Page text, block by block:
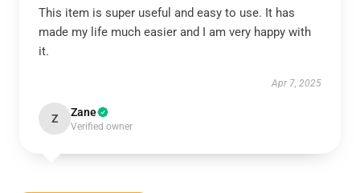
This item is super useful and easy to use. It has
made my life much easier and I am very happy with
it.
Apr 7, 2025
Z Zane
Verified owner